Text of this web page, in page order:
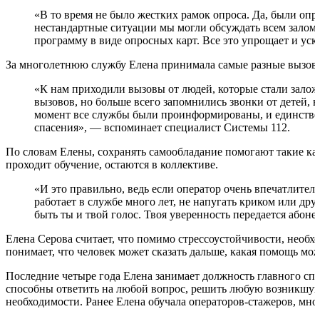
«В то время не было жестких рамок опроса. Да, были
нестандартные ситуации мы могли обсуждать всем
программу в виде опросных карт. Все это упрощает и
За многолетнюю службу Елена принимала самые разные
«К нам приходили вызовы от людей, которые стали
вызовов, но больше всего запомнились звонки от
момент все службы были проинформированы, и
спасения», — вспоминает специалист Системы 112.
По словам Елены, сохранять самообладание помогают такие
проходит обучение, остаются в коллективе.
«И это правильно, ведь если оператор очень
работает в службе много лет, не напугать криком или
быть ты и твой голос. Твоя уверенность передается
Елена Серова считает, что помимо стрессоустойчивости,
понимает, что человек может сказать дальше, какая помощь
Последние четыре года Елена занимает должность
способны ответить на любой вопрос, решить любую
необходимости. Ранее Елена обучала операторов-стажеров,